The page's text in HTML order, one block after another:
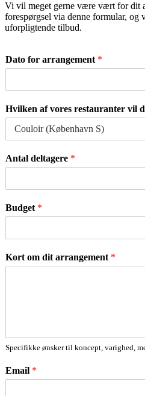
Vi vil meget gerne være vært for dit
forespørgsel via denne formular, og
uforpligtende tilbud.
Dato for arrangement *
Hvilken af vores restauranter vil
Antal deltagere *
Budget *
Kort om dit arrangement *
Specifikke ønsker til koncept, varighed,
Email *